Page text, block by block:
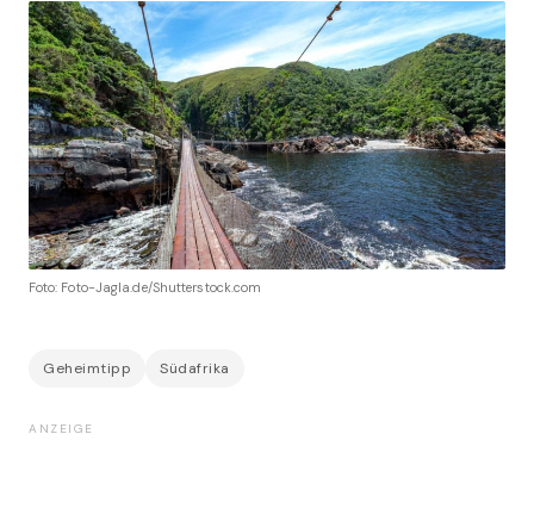
Foto: Foto-Jagla.de/Shutterstock.com
Geheimtipp Südafrika
ANZEIGE